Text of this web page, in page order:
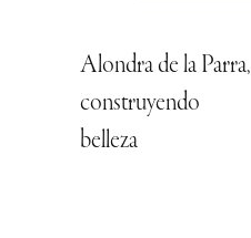
Alondra de la Parra,
construyendo
belleza